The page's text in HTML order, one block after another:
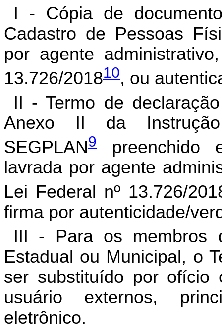
I - Cópia de
Cadastro de Pessoas
por agente
13.726/201810, ou
II - Termo de
Anexo II da
SEGPLAN9
preenchido
lavrada por agente
Lei Federal nº 13.726/
firma por autenticidade/
III - Para os membros
Estadual ou Municipal, o
ser substituído por ofício
usuário externos,
eletrônico.